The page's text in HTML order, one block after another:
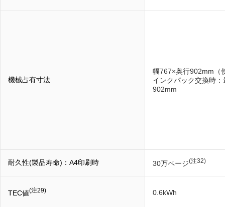
機械占有寸法
幅767×奥行902mm（
インクパック交換時
902mm
耐久性(製品寿命)：A4印刷時 30万ページ(注32)
TEC値(注29) 0.6kWh